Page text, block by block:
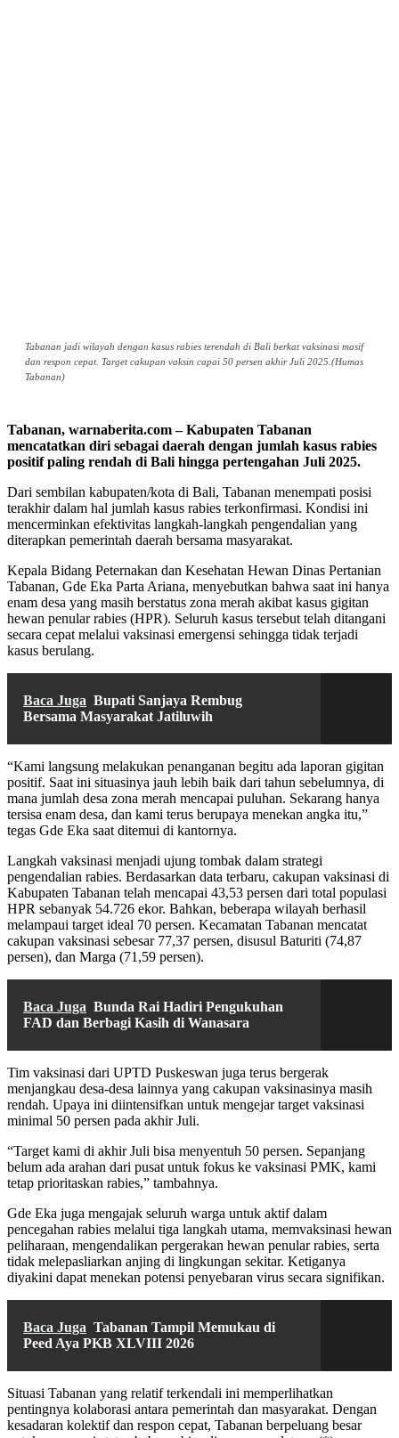
Tabanan jadi wilayah dengan kasus rabies terendah di Bali berkat vaksinasi masif
dan respon cepat. Target cakupan vaksin capai 50 persen akhir Juli 2025.(Humas
Tabanan)
Tabanan, warnaberita.com – Kabupaten Tabanan
mencatatkan diri sebagai daerah dengan jumlah kasus rabies
positif paling rendah di Bali hingga pertengahan Juli 2025.
Dari sembilan kabupaten/kota di Bali, Tabanan menempati posisi
terakhir dalam hal jumlah kasus rabies terkonfirmasi. Kondisi ini
mencerminkan efektivitas langkah-langkah pengendalian yang
diterapkan pemerintah daerah bersama masyarakat.
Kepala Bidang Peternakan dan Kesehatan Hewan Dinas Pertanian
Tabanan, Gde Eka Parta Ariana, menyebutkan bahwa saat ini hanya
enam desa yang masih berstatus zona merah akibat kasus gigitan
hewan penular rabies (HPR). Seluruh kasus tersebut telah ditangani
secara cepat melalui vaksinasi emergensi sehingga tidak terjadi
kasus berulang.
Baca Juga Bupati Sanjaya Rembug
Bersama Masyarakat Jatiluwih
“Kami langsung melakukan penanganan begitu ada laporan gigitan
positif. Saat ini situasinya jauh lebih baik dari tahun sebelumnya, di
mana jumlah desa zona merah mencapai puluhan. Sekarang hanya
tersisa enam desa, dan kami terus berupaya menekan angka itu,”
tegas Gde Eka saat ditemui di kantornya.
Langkah vaksinasi menjadi ujung tombak dalam strategi
pengendalian rabies. Berdasarkan data terbaru, cakupan vaksinasi di
Kabupaten Tabanan telah mencapai 43,53 persen dari total populasi
HPR sebanyak 54.726 ekor. Bahkan, beberapa wilayah berhasil
melampaui target ideal 70 persen. Kecamatan Tabanan mencatat
cakupan vaksinasi sebesar 77,37 persen, disusul Baturiti (74,87
persen), dan Marga (71,59 persen).
Baca Juga Bunda Rai Hadiri Pengukuhan
FAD dan Berbagi Kasih di Wanasara
Tim vaksinasi dari UPTD Puskeswan juga terus bergerak
menjangkau desa-desa lainnya yang cakupan vaksinasinya masih
rendah. Upaya ini diintensifkan untuk mengejar target vaksinasi
minimal 50 persen pada akhir Juli.
“Target kami di akhir Juli bisa menyentuh 50 persen. Sepanjang
belum ada arahan dari pusat untuk fokus ke vaksinasi PMK, kami
tetap prioritaskan rabies,” tambahnya.
Gde Eka juga mengajak seluruh warga untuk aktif dalam
pencegahan rabies melalui tiga langkah utama, memvaksinasi hewan
peliharaan, mengendalikan pergerakan hewan penular rabies, serta
tidak melepasliarkan anjing di lingkungan sekitar. Ketiganya
diyakini dapat menekan potensi penyebaran virus secara signifikan.
Baca Juga Tabanan Tampil Memukau di
Peed Aya PKB XLVIII 2026
Situasi Tabanan yang relatif terkendali ini memperlihatkan
pentingnya kolaborasi antara pemerintah dan masyarakat. Dengan
kesadaran kolektif dan respon cepat, Tabanan berpeluang besar